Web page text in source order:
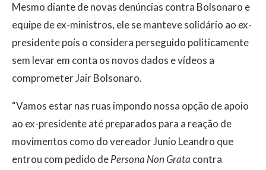
Mesmo diante de novas denúncias contra Bolsonaro e
equipe de ex-ministros, ele se manteve solidário ao ex-
presidente pois o considera perseguido politicamente
sem levar em conta os novos dados e vídeos a
comprometer Jair Bolsonaro.
“Vamos estar nas ruas impondo nossa opção de apoio
ao ex-presidente até preparados para a reação de
movimentos como do vereador Junio Leandro que
entrou com pedido dePersona Non Grata contra